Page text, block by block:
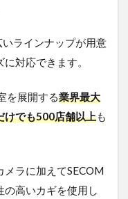
ラインナップが用意
対応できます。
を展開する業界最大
けでも500店舗以上も
メラに加えてSECOM
高いカギを使用し